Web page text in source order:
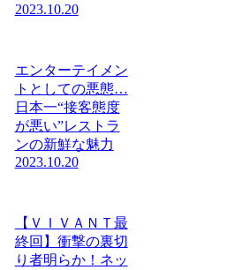
2023.10.20
エンターテイメン
トとしての悪態…
日本一“接客態度
が悪い”レストラ
ンの新鮮な魅力
2023.10.20
【ＶＩＶＡＮＴ最
終回】衝撃の裏切
り者明らか！ネッ